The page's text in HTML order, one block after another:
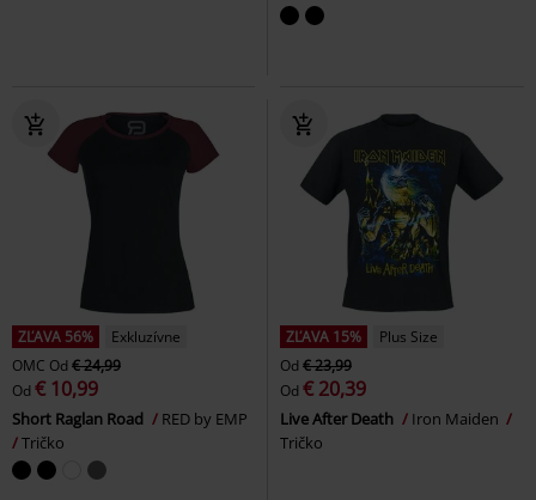
ZĽAVA 56%
Exkluzívne
OMC Od € 24,99
Od € 10,99
Short Raglan Road
RED by EMP
Tričko
ZĽAVA 15%
Plus Size
Od € 23,99
Od € 20,39
Live After Death
Iron Maiden
Tričko